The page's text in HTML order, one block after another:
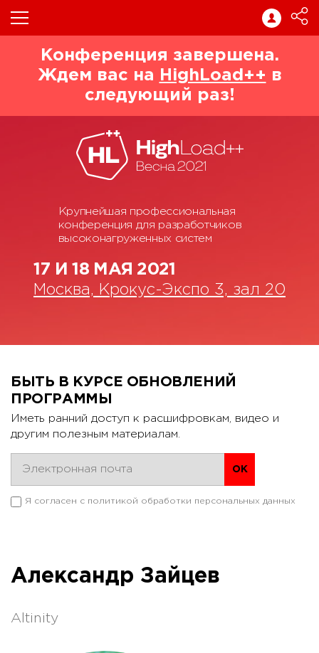
Конференция завершена.
Ждем вас на
HighLoad++ в
следующий раз!
Крупнейшая профессиональная
конференция для разработчиков
высоконагруженных систем
17 И 18 МАЯ 2021
Москва, Крокус-Экспо 3, зал 20
Александр Зайцев
Altinity
БЫТЬ В КУРСЕ ОБНОВЛЕНИЙ
ПРОГРАММЫ
Иметь ранний доступ к расшифровкам, видео и
другим полезным материалам.
Я согласен с политикой обработки персональных данных